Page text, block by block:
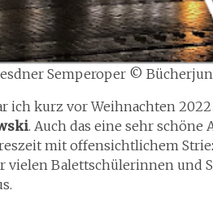
Semperoper ©
ich kurz vor Weihnachten 2022
. Auch das eine sehr
mit offensichtlichem
vielen Balettschülerinnen und